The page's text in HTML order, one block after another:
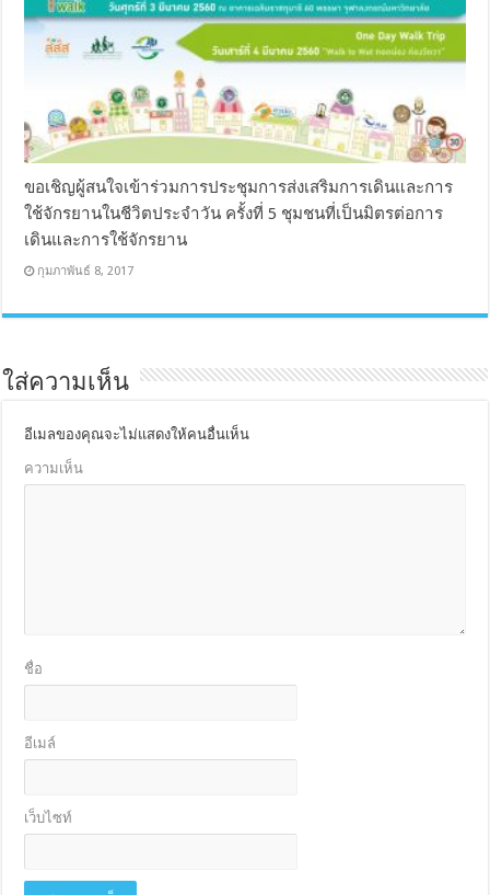
ขอเชิญผู้สนใจเข้าร่วมการประชุมการส่งเสริมการเดินและการ
ใช้จักรยานในชีวิตประจำวัน ครั้งที่ 5 ชุมชนที่เป็นมิตรต่อการ
เดินและการใช้จักรยาน
กุมภาพันธ์ 8, 2017
ใส่ความเห็น
อีเมลของคุณจะไม่แสดงให้คนอื่นเห็น
ความเห็น
ชื่อ
อีเมล์
เว็บไซท์